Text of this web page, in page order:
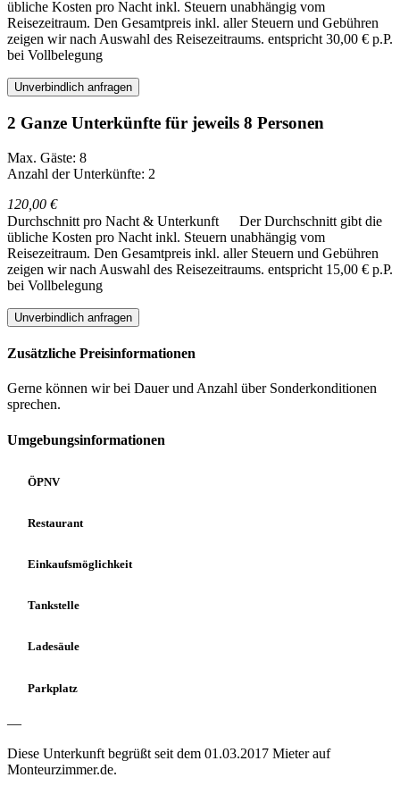
übliche Kosten pro Nacht inkl. Steuern unabhängig vom
Reisezeitraum. Den Gesamtpreis inkl. aller Steuern und Gebühren
zeigen wir nach Auswahl des Reisezeitraums. entspricht 30,00 € p.P.
bei Vollbelegung
Unverbindlich anfragen
2 Ganze Unterkünfte für jeweils 8 Personen
Max. Gäste: 8
Anzahl der Unterkünfte: 2
120,00 €
Durchschnitt pro Nacht & Unterkunft
Der Durchschnitt gibt die
übliche Kosten pro Nacht inkl. Steuern unabhängig vom
Reisezeitraum. Den Gesamtpreis inkl. aller Steuern und Gebühren
zeigen wir nach Auswahl des Reisezeitraums. entspricht 15,00 € p.P.
bei Vollbelegung
Unverbindlich anfragen
Zusätzliche Preisinformationen
Gerne können wir bei Dauer und Anzahl über Sonderkonditionen
sprechen.
Umgebungsinformationen
ÖPNV
Restaurant
Einkaufsmöglichkeit
Tankstelle
Ladesäule
Parkplatz
—
Diese Unterkunft begrüßt seit dem 01.03.2017 Mieter auf
Monteurzimmer.de.